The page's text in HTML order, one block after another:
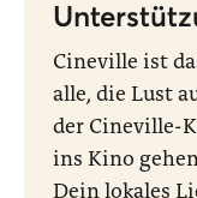
Cineville ist
alle, die Lust
der Cineville-
ins Kino
Dein lokales